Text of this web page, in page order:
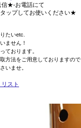
★-お電話にて
ップしてお使いください★
たいetc.
ません！
ております。
方法をご用意しておりますので
いませ。
スト